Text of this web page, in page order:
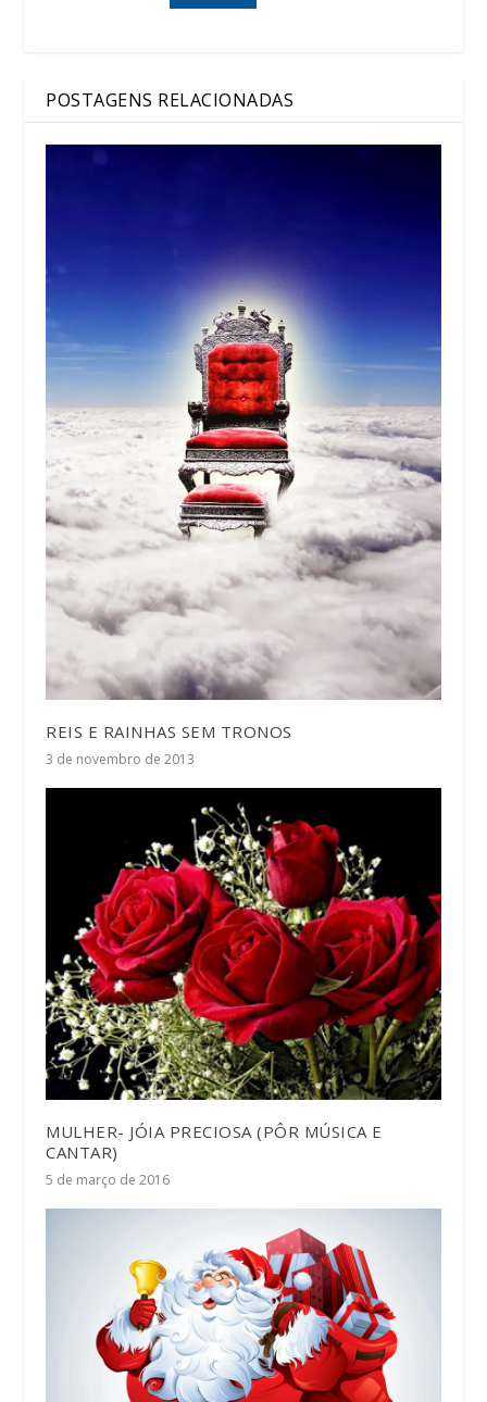
POSTAGENS RELACIONADAS
REIS E RAINHAS SEM TRONOS
3 de novembro de 2013
MULHER- JÓIA PRECIOSA (PÔR MÚSICA E
CANTAR)
5 de março de 2016